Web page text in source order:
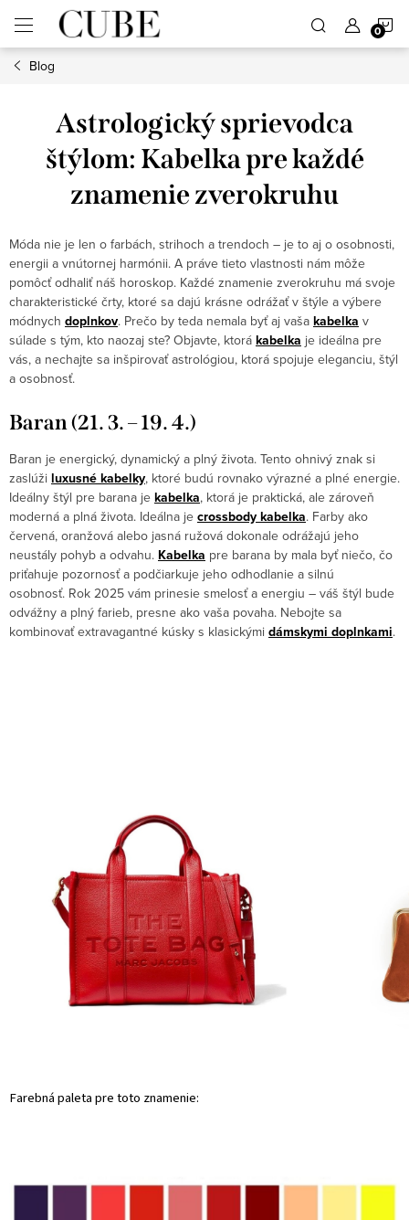
obsah
Blog
Astrologický sprievodca
štýlom: Kabelka pre každé
znamenie zverokruhu
Móda nie je len o farbách, strihoch a trendoch – je to aj o osobnosti,
energii a vnútornej harmónii. A práve tieto vlastnosti nám môže
pomôcť odhaliť náš horoskop. Každé znamenie zverokruhu má svoje
charakteristické črty, ktoré sa dajú krásne odrážať v štýle a výbere
módnych doplnkov. Prečo by teda nemala byť aj vaša kabelka v
súlade s tým, kto naozaj ste? Objavte, ktorá kabelka je ideálna pre
vás, a nechajte sa inšpirovať astrológiou, ktorá spojuje eleganciu, štýl
a osobnosť.
Baran (21. 3. – 19. 4.)
Baran je energický, dynamický a plný života. Tento ohnivý znak si
zaslúži luxusné kabelky, ktoré budú rovnako výrazné a plné energie.
Ideálny štýl pre barana je kabelka, ktorá je praktická, ale zároveň
moderná a plná života. Ideálna je crossbody kabelka. Farby ako
červená, oranžová alebo jasná ružová dokonale odrážajú jeho
neustály pohyb a odvahu. Kabelka pre barana by mala byť niečo, čo
priťahuje pozornosť a podčiarkuje jeho odhodlanie a silnú
osobnosť. Rok 2025 vám prinesie smelosť a energiu – váš štýl bude
odvážny a plný farieb, presne ako vaša povaha. Nebojte sa
kombinovať extravagantné kúsky s klasickými dámskymi doplnkami.
Farebná paleta pre toto znamenie: